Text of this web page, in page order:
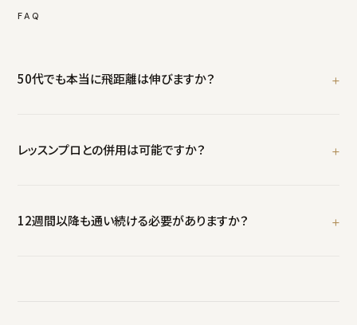
FAQ
50代でも本当に飛距離は伸びますか？
れば、制限を改善することで飛距離は回復・向上します。もちろん個
レッスンプロとの併用は可能ですか？
「身体の準備」を担当。両方揃って初めて最大の効果が出ます。
12週間以降も通い続ける必要がありますか？